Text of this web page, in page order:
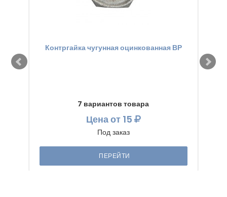
Контргайка чугунная оцинкованная ВР
7 вариантов товара
Ценаот 15
Под заказ
ПЕРЕЙТИ